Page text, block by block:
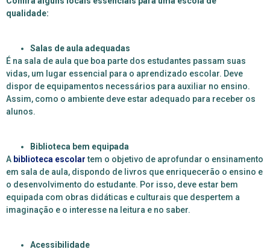
qualidade:
Salas de aula adequadas
É na sala de aula que boa parte dos estudantes passam suas
vidas, um lugar essencial para o aprendizado escolar. Deve
dispor de equipamentos necessários para auxiliar no ensino.
Assim, como o ambiente deve estar adequado para receber os
alunos.
Biblioteca bem equipada
A biblioteca escolartem o objetivo de aprofundar o ensinamento
em sala de aula, dispondo de livros que enriquecerão o ensino e
o desenvolvimento do estudante. Por isso, deve estar bem
equipada com obras didáticas e culturais que despertem a
imaginação e o interesse na leitura e no saber.
Acessibilidade